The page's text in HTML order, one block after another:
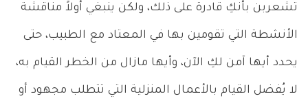
تشعربن بأنكِ قادرة على ذلك، ولكن ينبغي أولاً مناقشة
الأنشطة التي تقومين بها في المعتاد مع الطبيب، حتى
يحدد أيها آمن لكِ الآن، وأيها مازال من الخطر القيام به،
لا يُفضل القيام بالأعمال المنزلية التي تتطلب مجهود أو